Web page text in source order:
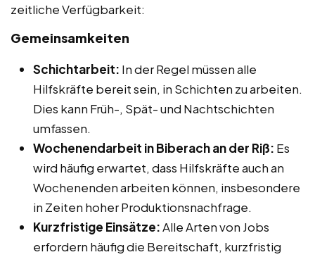
zeitliche Verfügbarkeit:
Gemeinsamkeiten
Schichtarbeit: In der Regel müssen alle
Hilfskräfte bereit sein, in Schichten zu arbeiten.
Dies kann Früh-, Spät- und Nachtschichten
umfassen.
Wochenendarbeit in Biberach an der Riß: Es
wird häufig erwartet, dass Hilfskräfte auch an
Wochenenden arbeiten können, insbesondere
in Zeiten hoher Produktionsnachfrage.
Kurzfristige Einsätze:Alle Arten von Jobs
erfordern häufig die Bereitschaft, kurzfristig